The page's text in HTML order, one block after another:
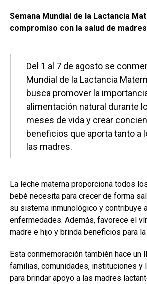
Semana Mundial de la Lactancia
compromiso con la salud de
Del 1 al 7 de agosto se
Mundial de la Lactancia
busca promover la
alimentación natural durante
meses de vida y crear
beneficios que aporta tanto a
las madres.
La leche materna proporciona todos
bebé necesita para crecer de forma
su sistema inmunológico y contribuye
enfermedades. Además, favorece el
madre e hijo y brinda beneficios para
Esta conmemoración también hace un
familias, comunidades, instituciones y
para brindar apoyo a las madres